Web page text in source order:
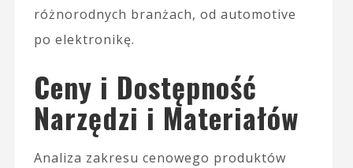
różnorodnych branżach, od automotive
po elektronikę.
Ceny i Dostępność
Narzędzi i Materiałów
Analiza zakresu cenowego produktów